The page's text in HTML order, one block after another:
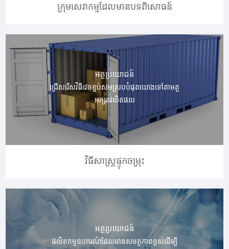
ក្រុមសេវាកម្មដែលមានបទពិសោធន៍
អត្ថប្រយោជន៍
ជ្រើសរើសវិធីវេចខ្ចប់សមស្របបំផុតយោងទៅតាមតួ
អក្សរផលិតផល
វិធីសាស្ត្រផ្ទុកចម្រុះ
អត្ថប្រយោជន៍
ផលិតកម្មឧបករណ៍ដែលមានសមត្ថភាពខ្ពស់ដើម្បី